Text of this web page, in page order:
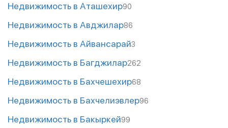
Недвижимость в Аташехир90
Недвижимость в Авджилар86
Недвижимость в Айвансарай3
Недвижимость в Багджилар262
Недвижимость в Бахчешехир68
Недвижимость в Бахчелиэвлер96
Недвижимость в Бакыркей99